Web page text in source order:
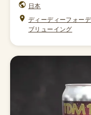
日本
ディーディーフォー
ブリューイング